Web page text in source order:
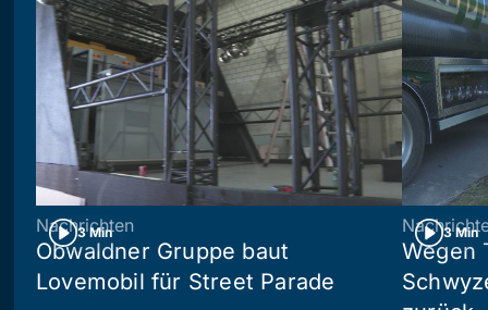
3 Min
Nachrichten
Obwaldner Gruppe baut
Lovemobil für Street Parade
3 Min
Wegen